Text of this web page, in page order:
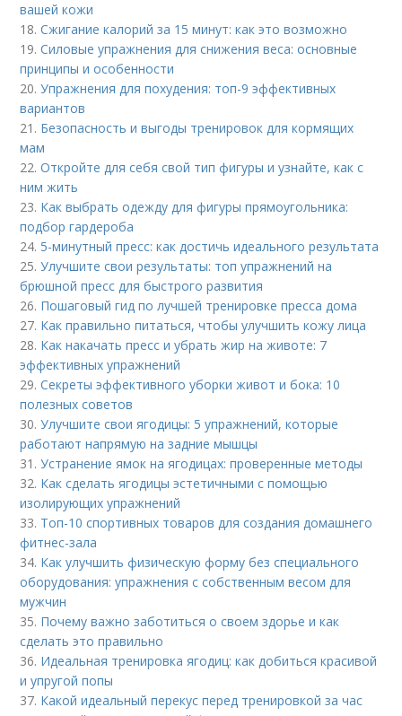
вашей кожи
18.Сжигание калорий за 15 минут: как это возможно
19.Силовые упражнения для снижения веса: основные
принципы и особенности
20.Упражнения для похудения: топ-9 эффективных
вариантов
21. Безопасность и выгоды тренировок для кормящих
мам
22.Откройте для себя свой тип фигуры и узнайте, как с
ним жить
23. Как выбрать одежду для фигуры прямоугольника:
подбор гардероба
24. 5-минутный пресс: как достичь идеального результата
25.Улучшите свои результаты: топ упражнений на
брюшной пресс для быстрого развития
26. Пошаговый гид по лучшей тренировке пресса дома
27. Как правильно питаться, чтобы улучшить кожу лица
28. Как накачать пресс и убрать жир на животе: 7
эффективных упражнений
29.Секреты эффективного уборки живот и бока: 10
полезных советов
30.Улучшите свои ягодицы: 5 упражнений, которые
работают напрямую на задние мышцы
31.Устранение ямок на ягодицах: проверенные методы
32. Как сделать ягодицы эстетичными с помощью
изолирующих упражнений
33. Топ-10 спортивных товаров для создания домашнего
фитнес-зала
34. Как улучшить физическую форму без специального
оборудования: упражнения с собственным весом для
мужчин
35. Почему важно заботиться о своем здорье и как
сделать это правильно
36. Идеальная тренировка ягодиц: как добиться красивой
и упругой попы
37. Какой идеальный перекус перед тренировкой за час